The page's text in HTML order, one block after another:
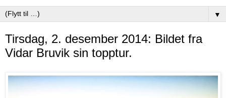
▼
Tirsdag, 2. desember 2014: Bildet fra
Vidar Bruvik sin topptur.